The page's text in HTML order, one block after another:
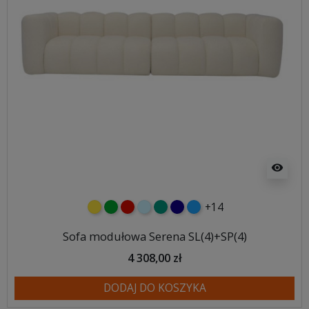
visibility
żółtyzielonyczerwony
błękitnyturkusowy
granatowy
niebieski
+14
Sofa modułowa Serena SL(4)+SP(4)
4 308,00 zł
DODAJ DO KOSZYKA